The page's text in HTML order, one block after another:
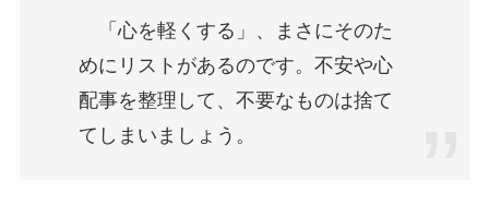
「心を軽くする」、まさにそのた
めにリストがあるのです。不安や心
配事を整理して、不要なものは捨て
てしまいましょう。